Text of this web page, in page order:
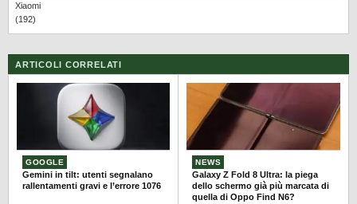
Xiaomi
(192)
ARTICOLI CORRELATI
GOOGLE
Gemini in tilt: utenti segnalano
rallentamenti gravi e l’errore 1076
NEWS
Galaxy Z Fold 8 Ultra: la piega
dello schermo già più marcata di
quella di Oppo Find N6?